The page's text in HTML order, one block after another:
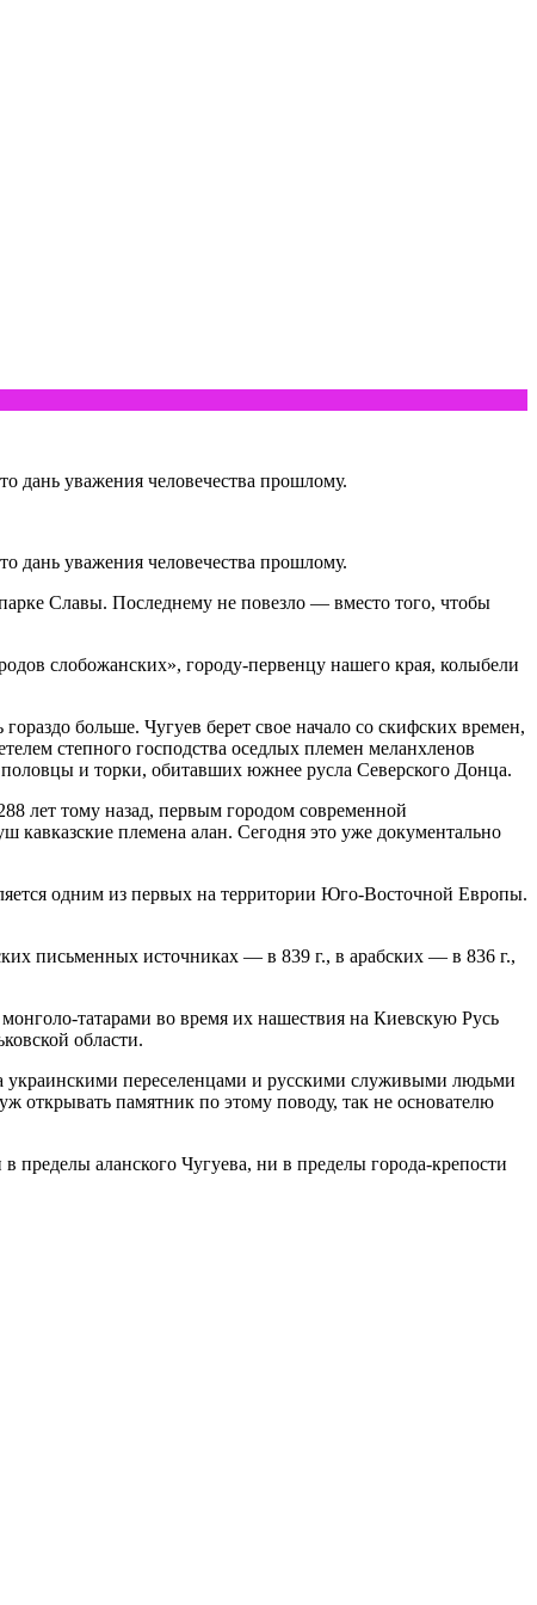
дань уважения человечества прошлому.
дань уважения человечества прошлому.
Славы. Последнему не повезло — вместо того, чтобы
слобожанских», городу-первенцу нашего края, колыбели
больше. Чугуев берет свое начало со скифских времен,
степного господства оседлых племен меланхленов
и торки, обитавших южнее русла Северского Донца.
лет тому назад, первым городом современной
племена алан. Сегодня это уже документально
одним из первых на территории Юго-Восточной Европы.
письменных источниках — в 839 г., в арабских — в 836 г.,
татарами во время их нашествия на Киевскую Русь
области.
украинскими переселенцами и русскими служивыми людьми
открывать памятник по этому поводу, так не основателю
пределы аланского Чугуева, ни в пределы города-крепости